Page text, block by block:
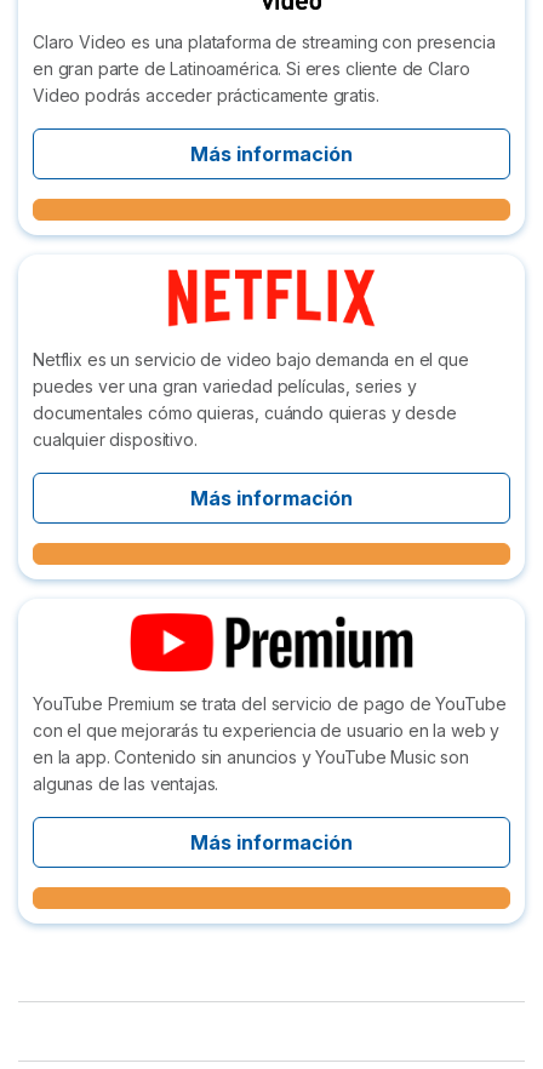
Claro Video es una plataforma de streaming con presencia
en gran parte de Latinoamérica. Si eres cliente de Claro
Video podrás acceder prácticamente gratis.
Más información
Netflix es un servicio de video bajo demanda en el que
puedes ver una gran variedad películas, series y
documentales cómo quieras, cuándo quieras y desde
cualquier dispositivo.
Más información
YouTube Premium se trata del servicio de pago de YouTube
con el que mejorarás tu experiencia de usuario en la web y
en la app. Contenido sin anuncios y YouTube Music son
algunas de las ventajas.
Más información